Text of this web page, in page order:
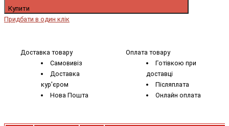
Купити
Придбати в один клік
Доставка товару
Самовивіз
Доставка
кур'єром
Нова Пошта
Оплата товару
Готівкою при
доставці
Післяплата
Онлайн оплата